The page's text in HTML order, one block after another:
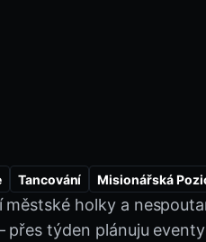
Tancování Misionářská
Chůze Kudrnaté
Kundičkou Hraní S Dildem
městské holky a
přes týden plánuju